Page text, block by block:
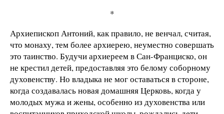
*
Архиепископ Антоний, как правило, не венчал, считая,
что монаху, тем более архиерею, неуместно совершать
это таинство. Будучи архиереем в Сан-Франциско, он
не крестил детей, предоставляя это белому соборному
духовенству. Но владыка не мог оставаться в стороне,
когда создавалась новая домашняя Церковь, когда у
молодых мужа и жены, особенно из духовенства или